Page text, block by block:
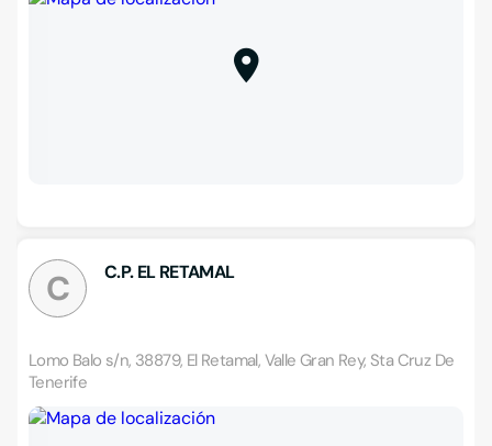
C C.P. EL RETAMAL
Lomo Balo s/n, 38879, El Retamal, Valle Gran Rey, Sta Cruz De
Tenerife